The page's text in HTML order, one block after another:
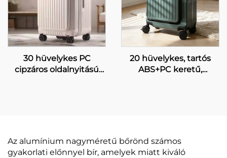
fogantyúval
30 hüvelykes PC
cipzáros oldalnyitású
20 hüvelykes, tartós
ABS+PC keretű,
forgási képességű
kerekek
Az alumínium nagyméretű bőrönd számos
gyakorlati előnnyel bír, amelyek miatt kiváló